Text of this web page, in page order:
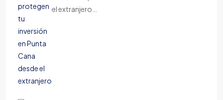
el extranjero…